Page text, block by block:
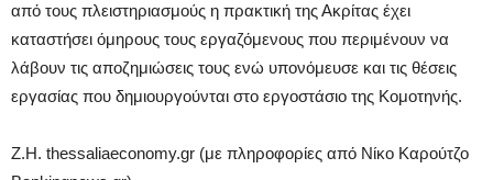
από τους πλειστηριασμούς η πρακτική της Ακρίτας έχει
καταστήσει όμηρους τους εργαζόμενους που περιμένουν να
λάβουν τις αποζημιώσεις τους ενώ υπονόμευσε και τις θέσεις
εργασίας που δημιουργούνται στο εργοστάσιο της Κομοτηνής.
Z.H. thessaliaeconomy.gr (με πληροφορίες από Νίκο Καρούτζο